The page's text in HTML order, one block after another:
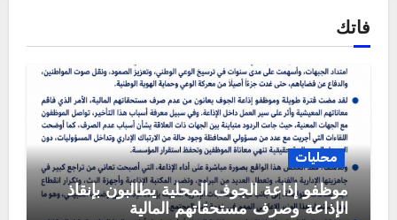
فاتك
محليات
موظفو إذاعة الجوف المحلية يطالبون بإنقاذ
الإذاعة وصرف مستحقاتهم المالية